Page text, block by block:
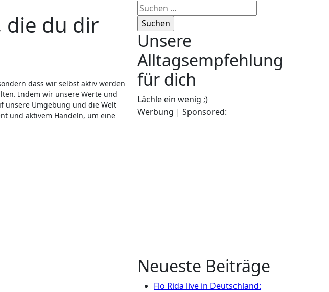
die du dir
Indem wir unsere Werte und
unsere Umgebung und die Welt
und aktivem Handeln, um eine
Suchen
nach:
Unsere
Alltagsempfehlung
für dich
Lächle ein wenig ;)
Werbung | Sponsored:
Neueste Beiträge
Flo Rida live in Deutschland: